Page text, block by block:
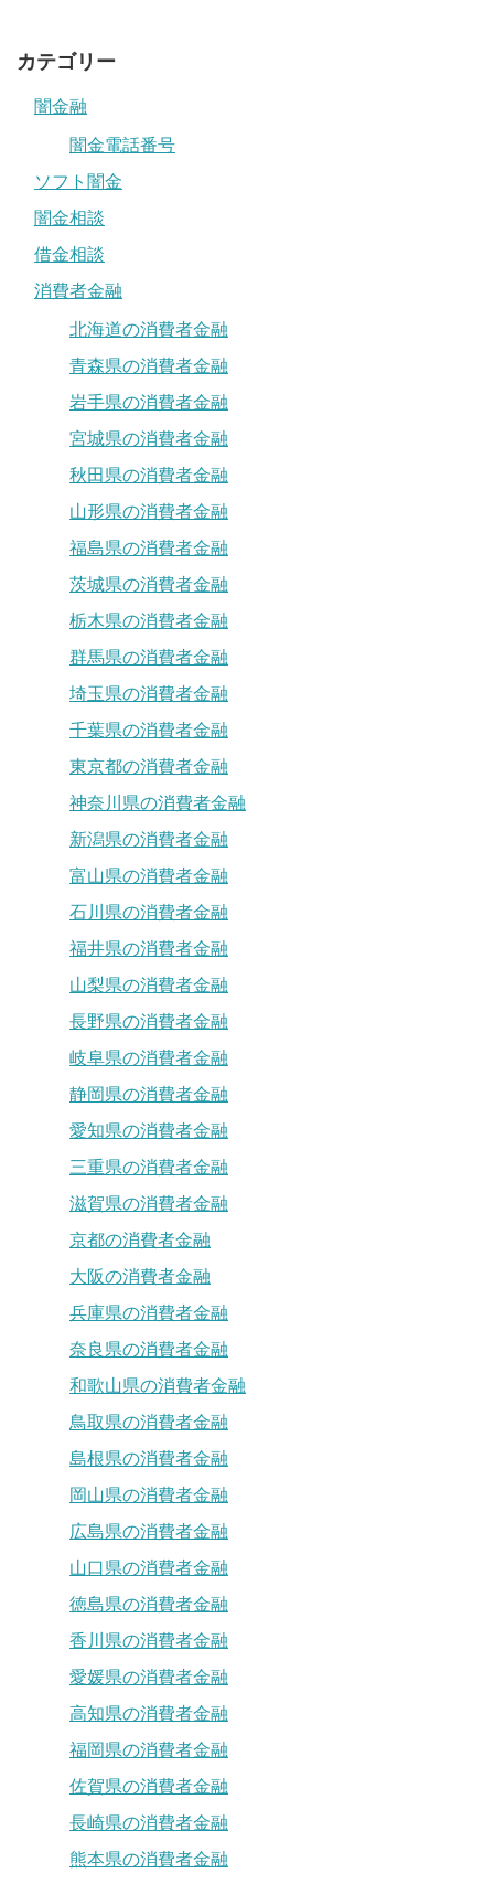
カテゴリー
闇金融
闇金電話番号
ソフト闇金
闇金相談
借金相談
消費者金融
北海道の消費者金融
青森県の消費者金融
岩手県の消費者金融
宮城県の消費者金融
秋田県の消費者金融
山形県の消費者金融
福島県の消費者金融
茨城県の消費者金融
栃木県の消費者金融
群馬県の消費者金融
埼玉県の消費者金融
千葉県の消費者金融
東京都の消費者金融
神奈川県の消費者金融
新潟県の消費者金融
富山県の消費者金融
石川県の消費者金融
福井県の消費者金融
山梨県の消費者金融
長野県の消費者金融
岐阜県の消費者金融
静岡県の消費者金融
愛知県の消費者金融
三重県の消費者金融
滋賀県の消費者金融
京都の消費者金融
大阪の消費者金融
兵庫県の消費者金融
奈良県の消費者金融
和歌山県の消費者金融
鳥取県の消費者金融
島根県の消費者金融
岡山県の消費者金融
広島県の消費者金融
山口県の消費者金融
徳島県の消費者金融
香川県の消費者金融
愛媛県の消費者金融
高知県の消費者金融
福岡県の消費者金融
佐賀県の消費者金融
長崎県の消費者金融
熊本県の消費者金融